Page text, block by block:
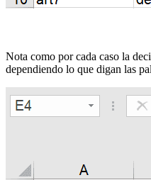
Nota como por cada caso la
dependiendo lo que digan las